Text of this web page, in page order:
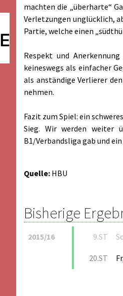
machten die „überharte“
Verletzungen unglücklich,
Partie, welche einen
Respekt und
keineswegs als einfacher
als anständige Verlierer
nehmen.
Fazit zum Spiel: ein
Sieg. Wir werden weiter
B1/Verbandsliga gab und
Quelle: HBU
Bisherige
2015/16 9.ST
20.ST